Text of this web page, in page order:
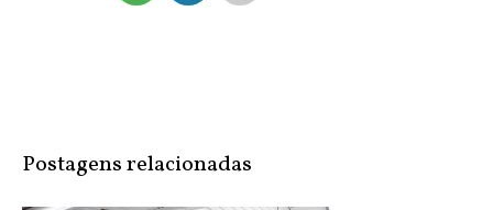
Postagens relacionadas